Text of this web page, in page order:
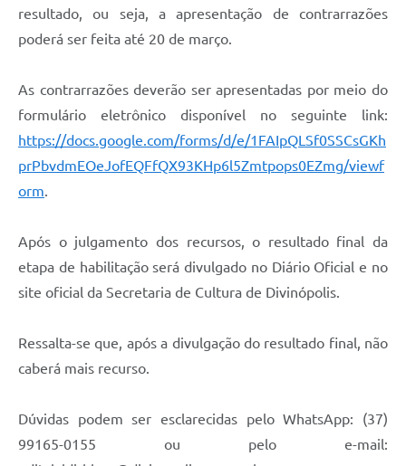
resultado, ou seja, a apresentação de contrarrazões
poderá ser feita até 20 de março.
As contrarrazões deverão ser apresentadas por meio do
formulário eletrônico disponível no seguinte link:
https://docs.google.com/forms/d/e/1FAIpQLSf0SSCsGKh
prPbvdmEOeJofEQFfQX93KHp6l5Zmtpops0EZmg/viewf
orm.
Após o julgamento dos recursos, o resultado final da
etapa de habilitação será divulgado no Diário Oficial e no
site oficial da Secretaria de Cultura de Divinópolis.
Ressalta-se que, após a divulgação do resultado final, não
caberá mais recurso.
Dúvidas podem ser esclarecidas pelo WhatsApp: (37)
99165-0155 ou pelo e-mail: